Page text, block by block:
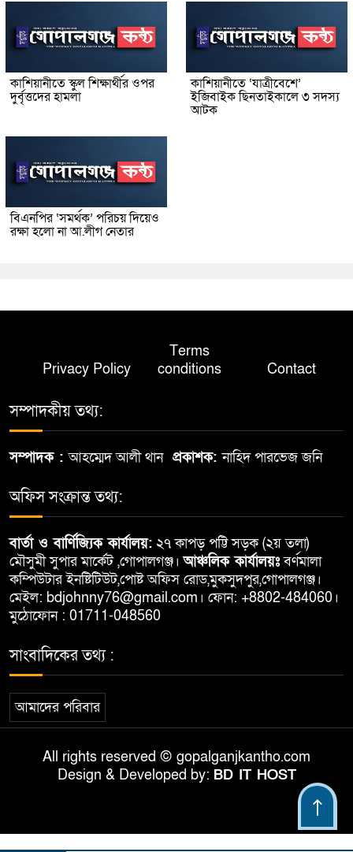
কাশিয়ানীতে স্কুল শিক্ষার্থীর ওপর
দুর্বৃত্তদের হামলা
কাশিয়ানীতে ‘যাত্রীবেশে’
ইজিবাইক ছিনতাইকালে ৩ সদস্য
আটক
বিএনপির ‘সমর্থক’ পরিচয় দিয়েও
রক্ষা হলো না আ.লীগ নেতার
Privacy Policy
Terms
conditions
Contact
সম্পাদকীয় তথ্য:
সম্পাদক :আহম্মেদ আলী থান প্রকাশক:নাহিদ পারভেজ জনি
অফিস সংক্রান্ত তথ্য:
বার্তা ও বার্ণিজ্যিক কার্যালয়: ২৭ কাপড় পট্টি সড়ক (২য় তলা)
মৌসুমী সুপার মার্কেট ,গোপালগঞ্জ।আঞ্চলিক কার্যালয়ঃবর্ণমালা
কম্পিউটার ইনষ্টিটিউট,পোষ্ট অফিস রোড,মুকসুদপুর,গোপালগঞ্জ।
মেইল: bdjohnny76@gmail.com। ফোন: +8802-484060।
মুঠোফোন : 01711-048560
সাংবাদিকের তথ্য :
আমাদের পরিবার
All rights reserved © gopalganjkantho.com
Design & Developed by: BD IT HOST